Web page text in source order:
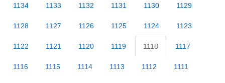
1134 1133 1132 1131 1130 1129
1128 1127 1126 1125 1124 1123
1122 1121 1120 1119 1118 1117
1116 1115 1114 1113 1112 1111